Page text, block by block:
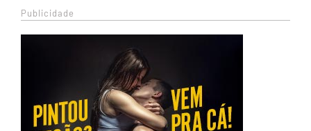
Publicidade